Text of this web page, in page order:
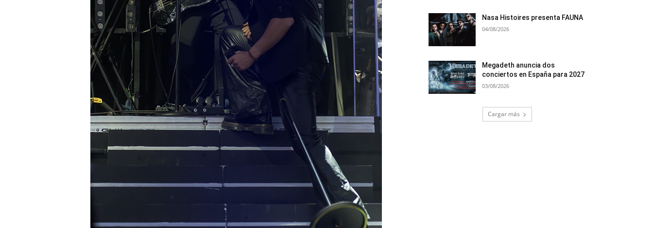
Nasa Histoires presenta FAUNA
04/08/2026
Megadeth anuncia dos
conciertos en España para 2027
03/08/2026
Cargar más